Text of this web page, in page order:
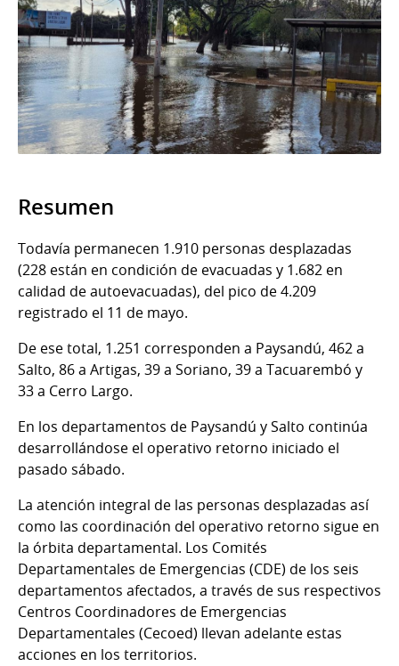
Resumen
Todavía permanecen 1.910 personas desplazadas
(228 están en condición de evacuadas y 1.682 en
calidad de autoevacuadas), del pico de 4.209
registrado el 11 de mayo.
De ese total, 1.251 corresponden a Paysandú, 462 a
Salto, 86 a Artigas, 39 a Soriano, 39 a Tacuarembó y
33 a Cerro Largo.
En los departamentos de Paysandú y Salto continúa
desarrollándose el operativo retorno iniciado el
pasado sábado.
La atención integral de las personas desplazadas así
como las coordinación del operativo retorno sigue en
la órbita departamental. Los Comités
Departamentales de Emergencias (CDE) de los seis
departamentos afectados, a través de sus respectivos
Centros Coordinadores de Emergencias
Departamentales (Cecoed) llevan adelante estas
acciones en los territorios.